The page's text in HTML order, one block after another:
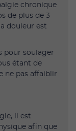
chronique
de plus de 3
douleur est
pour soulager
étant de
ne pas affaiblir
il est
afin que